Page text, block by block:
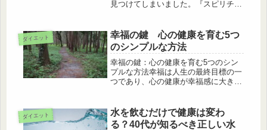
見つけてしまいました。『スピリチュ
鐘を鳴らす。自分が宗教家であるとい
う自覚をもつ人や特に伝統宗教に身を
おく...
ダイエット
幸福の鍵 心の健康を育む5つ
のシンプルな方法
幸福の鍵：心の健康を育む5つのシン
プルな方法幸福は人生の最終目標の一
つであり、心の健康が幸福感に大きな
できるものです。ここでは、幸福の鍵
となる5つのシンプルな方法を詳しく
ダイエット
水を飲むだけで健康は変わ
る？40代が知るべき正しい水